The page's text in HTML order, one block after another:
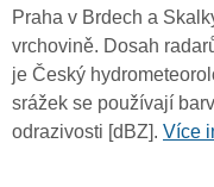
Praha v Brdech a
vrchovině. Dosah
je Český
srážek se používají
odrazivosti [dBZ]. Více